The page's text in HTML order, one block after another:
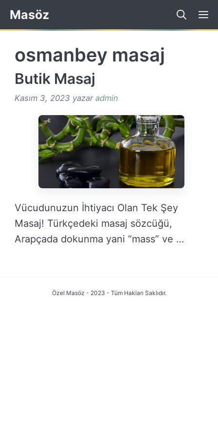
İçeriğe
atla
Masöz
osmanbey masaj
Butik Masaj
Kasım 3, 2023 yazar admin
Vücudunuzun İhtiyacı Olan Tek Şey
Masaj! Türkçedeki masaj sözcüğü,
Arapçada dokunma yani “mass” ve …
Özel Masöz - 2023 - Tüm Hakları Saklıdır.